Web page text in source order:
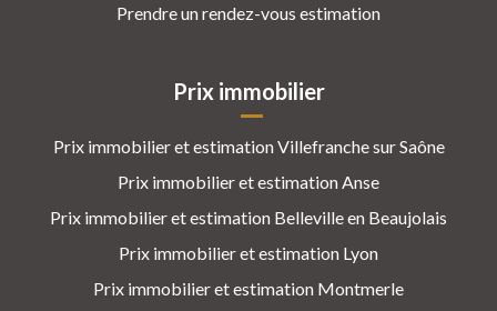
Prendre un rendez-vous estimation
Prix immobilier
Prix immobilier et estimation Villefranche sur Saône
Prix immobilier et estimation Anse
Prix immobilier et estimation Belleville en Beaujolais
Prix immobilier et estimation Lyon
Prix immobilier et estimation Montmerle